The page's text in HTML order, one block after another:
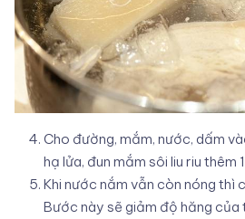
Cho đường, mắm, nước, dấm
hạ lửa, đun mắm sôi liu riu thêm
Khi nước nắm vẫn còn nóng thì
Bước này sẽ giảm độ hăng của